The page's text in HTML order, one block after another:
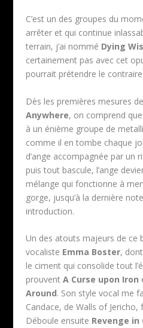
C’est un des groupes du
arrêter et qui continue
terrain, j’ai nommé Dying
certainement pas avec cet
pourrait prétendre le contraire.
Dès les premières mesures de
Anywhere, on comprend
à un énième groupe de
comme il en tombe chaque
d’ange accompagnée par un
puis tout bascule, l’ange
mélange qui fonctionne à
gorge, jusqu’à la dernière
introduction.
Un des atouts majeurs de ce
vocaliste Emma Boster,
le ciment qui consolide tout
prouvent A Curse upon Iron
Around. Son style vocal me
Candace, de Walls of Jericho,
Déboule ensuite Revenge in